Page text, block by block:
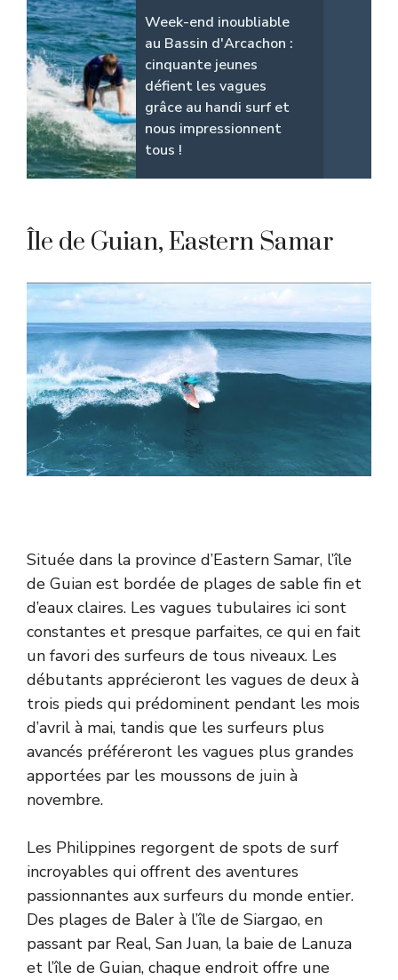
Week-end inoubliable
au Bassin d'Arcachon :
cinquante jeunes
défient les vagues
grâce au handi surf et
nous impressionnent
tous !
Île de Guian, Eastern Samar
Située dans la province d’Eastern Samar, l’île
de Guian est bordée de plages de sable fin et
d’eaux claires. Les vagues tubulaires ici sont
constantes et presque parfaites, ce qui en fait
un favori des surfeurs de tous niveaux. Les
débutants apprécieront les vagues de deux à
trois pieds qui prédominent pendant les mois
d’avril à mai, tandis que les surfeurs plus
avancés préféreront les vagues plus grandes
apportées par les moussons de juin à
novembre.
Les Philippines regorgent de spots de surf
incroyables qui offrent des aventures
passionnantes aux surfeurs du monde entier.
Des plages de Baler à l’île de Siargao, en
passant par Real, San Juan, la baie de Lanuza
et l’île de Guian, chaque endroit offre une